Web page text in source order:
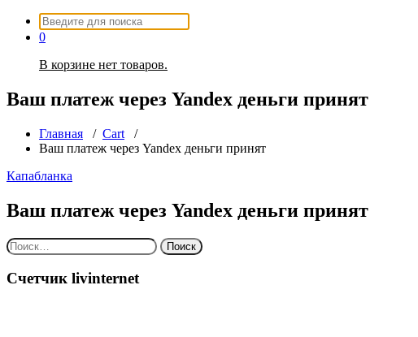
Искать:
0
В корзине нет товаров.
Ваш платеж через Yandex деньги принят
Главная / Cart /
Ваш платеж через Yandex деньги принят
Капабланка
Ваш платеж через Yandex деньги принят
Найти:
Счетчик livinternet